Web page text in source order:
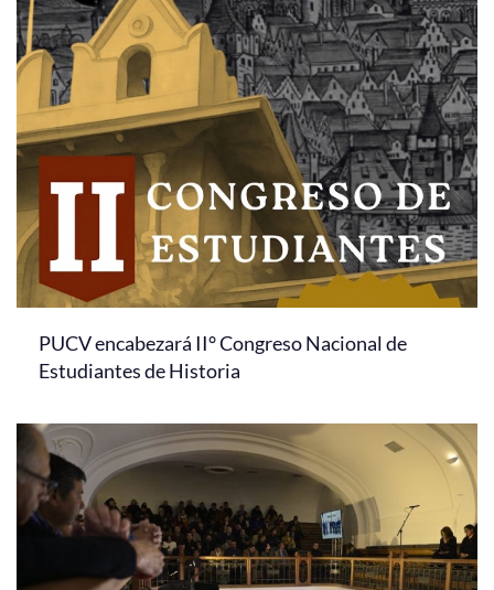
PUCV encabezará II° Congreso Nacional de
Estudiantes de Historia